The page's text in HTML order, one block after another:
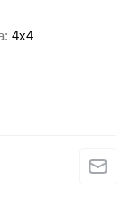
4x4